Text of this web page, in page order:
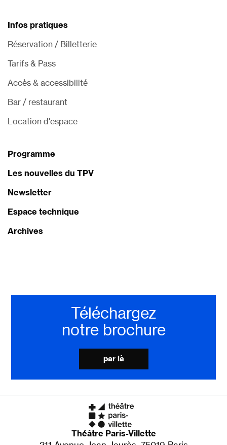
Infos pratiques
Réservation / Billetterie
Tarifs & Pass
Accès & accessibilité
Bar / restaurant
Location d'espace
Programme
Les nouvelles du TPV
Newsletter
Espace technique
Archives
Téléchargez
notre brochure
par là
Théâtre Paris-Villette